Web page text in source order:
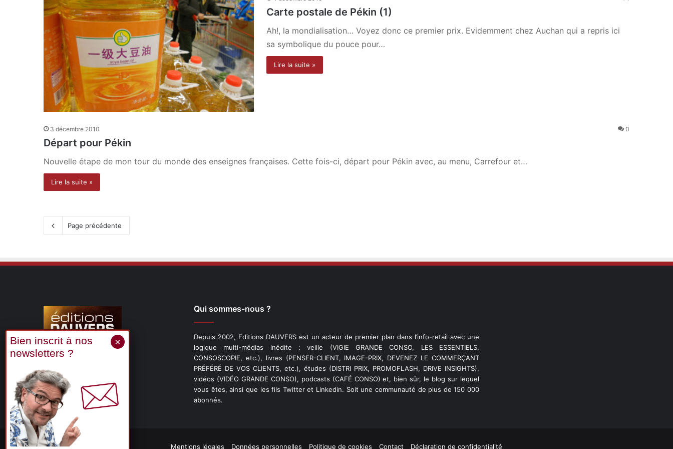
Carte postale de Pékin (1)
Ah!, la mondialisation… Voyez donc ce premier prix. Evidemment chez Auchan qui a repris ici
sa symbolique du pouce pour…
Lire la suite »
3 décembre 2010 0
Départ pour Pékin
Nouvelle étape de mon tour du monde des enseignes françaises. Cette fois-ci, départ pour Pékin avec, au menu, Carrefour et…
Lire la suite »
Page précédente
X LinkedinYouTube
Qui sommes-nous ?
Depuis 2002, Editions DAUVERS est un acteur de premier plan dans l’info-retail avec une
logique multi-médias inédite : veille (VIGIE GRANDE CONSO, LES ESSENTIELS,
CONSOSCOPIE, etc.), livres (PENSER-CLIENT, IMAGE-PRIX, DEVENEZ LE COMMERÇANT
PRÉFÉRÉ DE VOS CLIENTS, etc.), études (DISTRI PRIX, PROMOFLASH, DRIVE INSIGHTS),
vidéos (VIDÉO GRANDE CONSO), podcasts (CAFÉ CONSO) et, bien sûr, le blog sur lequel
vous êtes, ainsi que les fils Twitter et Linkedin. Soit une communauté de plus de 150 000
abonnés.
Mentions légales Données personnelles Politique de cookies Contact Déclaration de confidentialité